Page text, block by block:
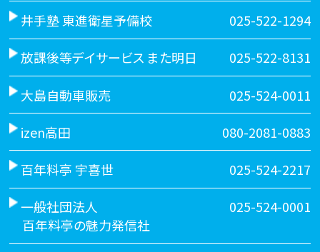
井手塾 東進衛星予備校 025-522-1294
放課後等デイサービス また明日 025-522-8131
大島自動車販売 025-524-0011
izen高田 080-2081-0883
百年料亭 宇喜世 025-524-2217
一般社団法人
百年料亭の魅力発信社
025-524-0001